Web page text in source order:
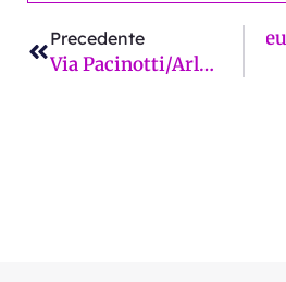
Precedente
Via Pacinotti/Arlecchino scimmiotta Barcellona fra brindisi e polemiche
gli affitti rincarano: 500